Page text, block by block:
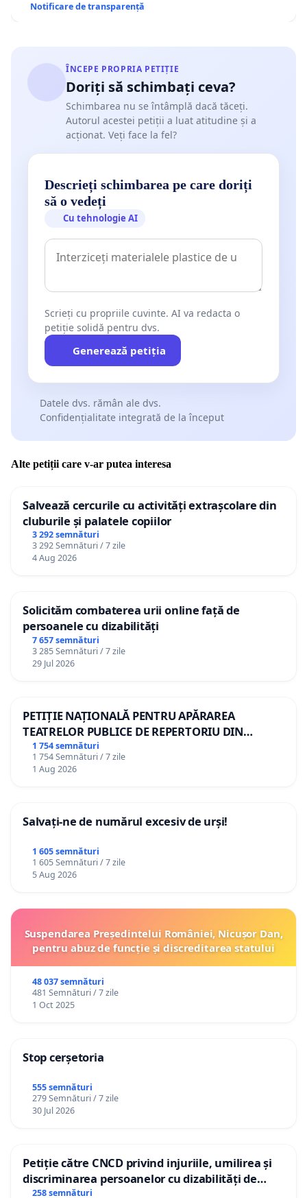
Notificare de transparență
ÎNCEPE PROPRIA PETIȚIE
Doriți să schimbați ceva?
Schimbarea nu se întâmplă dacă tăceți.
Autorul acestei petiții a luat atitudine și a
acționat. Veți face la fel?
Descrieți schimbarea pe care doriți
să o vedeți
Cu tehnologie AI
Scrieți cu propriile cuvinte. AI va redacta o
petiție solidă pentru dvs.
Generează petiția
Datele dvs. rămân ale dvs.
Confidențialitate integrată de la început
Alte petiții care v-ar putea interesa
Salvează cercurile cu activități extrașcolare din
cluburile și palatele copiilor
3 292 semnături
3 292 Semnături / 7 zile
4 Aug 2026
Solicităm combaterea urii online față de
persoanele cu dizabilități
7 657 semnături
3 285 Semnături / 7 zile
29 Jul 2026
PETIȚIE NAȚIONALĂ PENTRU APĂRAREA
TEATRELOR PUBLICE DE REPERTORIU DIN
ROMÂNIA
1 754 semnături
1 754 Semnături / 7 zile
1 Aug 2026
Salvați-ne de numărul excesiv de urși!
1 605 semnături
1 605 Semnături / 7 zile
5 Aug 2026
Suspendarea Președintelui României, Nicușor Dan,
pentru abuz de funcție și discreditarea statului
48 037 semnături
481 Semnături / 7 zile
1 Oct 2025
Stop cerșetoria
555 semnături
279 Semnături / 7 zile
30 Jul 2026
Petiție către CNCD privind injuriile, umilirea și
discriminarea persoanelor cu dizabilități de
către utilizatorul TikTok „Gorici”
258 semnături